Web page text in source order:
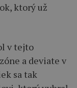
ktorý už
v tejto
a deviate v
sa tak